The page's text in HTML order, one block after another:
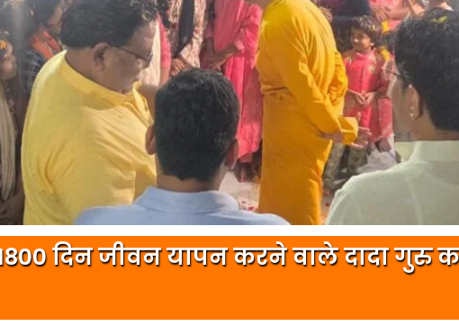
दिन जीवन यापन करने वाले दादा गुरु